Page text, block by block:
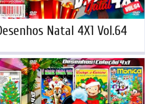
Natal 4X1 Vol.64